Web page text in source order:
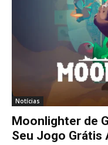
Notícias
Moonlighter de
Seu Jogo Grátis